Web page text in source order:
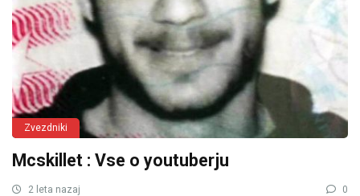
Zvezdniki
Mcskillet : Vse o youtuberju
2 leta nazaj 0